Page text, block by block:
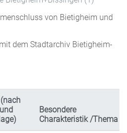
von Bietigheim und
dem Stadtarchiv Bietigheim-
Besondere
Charakteristik /Thema